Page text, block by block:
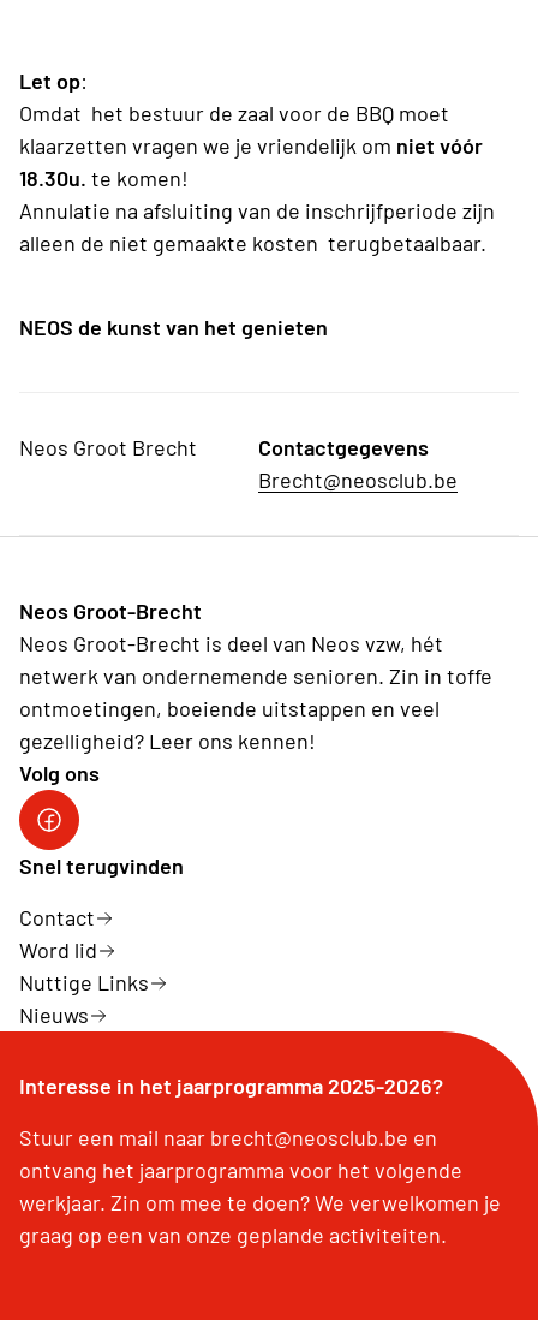
Let op:
Omdat het bestuur de zaal voor de BBQ moet
klaarzetten vragen we je vriendelijk om niet vóór
18.30u. te komen!
Annulatie na afsluiting van de inschrijfperiode zijn
alleen de niet gemaakte kosten terugbetaalbaar.
NEOS de kunst van het genieten
Neos Groot Brecht
Contactgegevens
Brecht@neosclub.be
Neos Groot-Brecht
Neos Groot-Brecht is deel van Neos vzw, hét
netwerk van ondernemende senioren. Zin in toffe
ontmoetingen, boeiende uitstappen en veel
gezelligheid? Leer ons kennen!
Volg ons
Facebook Neos Groot Brecht
Snel terugvinden
Contact
Word lid
Nuttige Links
Nieuws
Interesse in het jaarprogramma 2025-2026?
Stuur een mail naar brecht@neosclub.be en
ontvang het jaarprogramma voor het volgende
werkjaar. Zin om mee te doen? We verwelkomen je
graag op een van onze geplande activiteiten.